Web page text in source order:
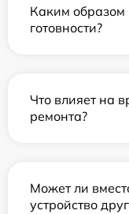
Каким образом
готовности?
Что влияет на
ремонта?
Может ли
устройство